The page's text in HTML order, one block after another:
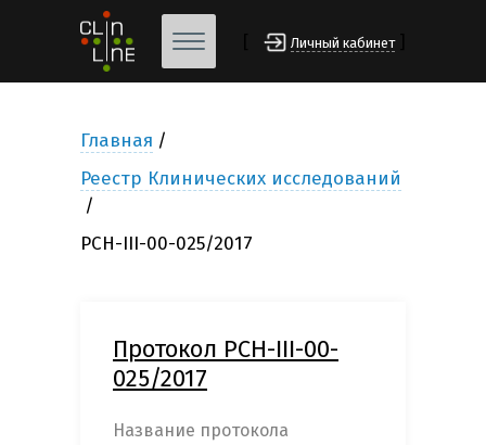
Личный кабинет
Главная
Реестр Клинических исследований
РСН-III-00-025/2017
Протокол РСН-III-00-
025/2017
Название протокола